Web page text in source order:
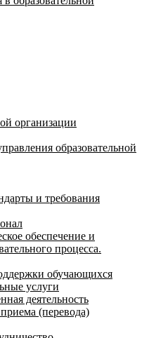
организации
образовательной
и требования
обеспечение и
процесса.
обучающихся
услуги
деятельность
(перевода)